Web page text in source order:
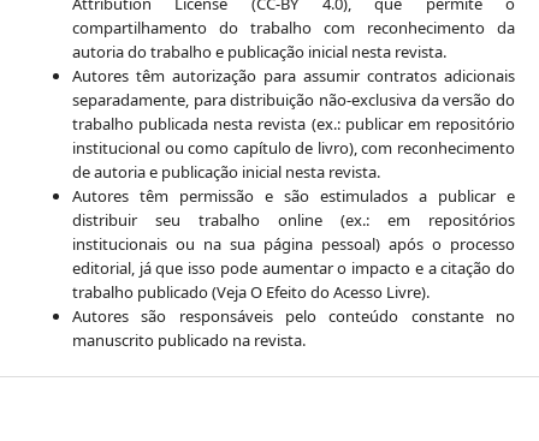
compartilhamento do trabalho com reconhecimento da
autoria do trabalho e publicação inicial nesta revista.
Autores têm autorização para assumir contratos adicionais
separadamente, para distribuição não-exclusiva da versão do
trabalho publicada nesta revista (ex.: publicar em repositório
institucional ou como capítulo de livro), com reconhecimento
de autoria e publicação inicial nesta revista.
Autores têm permissão e são estimulados a publicar e
distribuir seu trabalho online (ex.: em repositórios
institucionais ou na sua página pessoal) após o processo
editorial, já que isso pode aumentar o impacto e a citação do
trabalho publicado (Veja O Efeito do Acesso Livre).
Autores são responsáveis pelo conteúdo constante no
manuscrito publicado na revista.